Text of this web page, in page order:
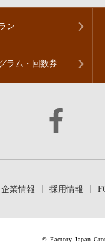
ン
ラム・ 回数券
企業情報 採用情報
© Factory Japan